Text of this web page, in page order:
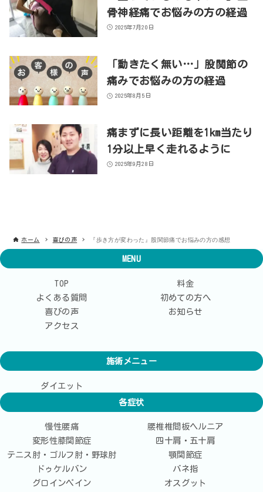
骨神経痛でお悩みの方の経過
2025年7月20日
「動きたく無い…」股関節の
痛みでお悩みの方の経過
2025年8月5日
痛まずに長い距離を1km当たり
1分以上早く走れるように
2025年9月28日
ホーム 喜びの声 『歩き方が変わった』股関節痛でお悩みの方の感想
MENU
TOP
料金
よくある質問
初めての方へ
喜びの声
お知らせ
アクセス
施術メニュー
ダイエット
各症状
慢性腰痛
腰椎椎間板ヘルニア
変形性膝関節症
四十肩・五十肩
テニス肘・ゴルフ肘・野球肘
顎関節症
ドゥケルバン
バネ指
グロインペイン
オスグット